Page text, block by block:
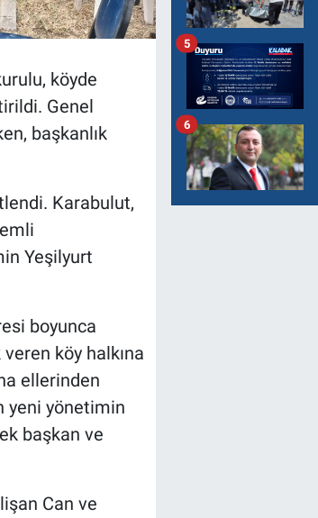
köyde
Genel
başkanlık
Karabulut,
Yeşilyurt
boyunca
köy halkına
ellerinden
yeni yönetimin
başkan ve
Can ve
5
6